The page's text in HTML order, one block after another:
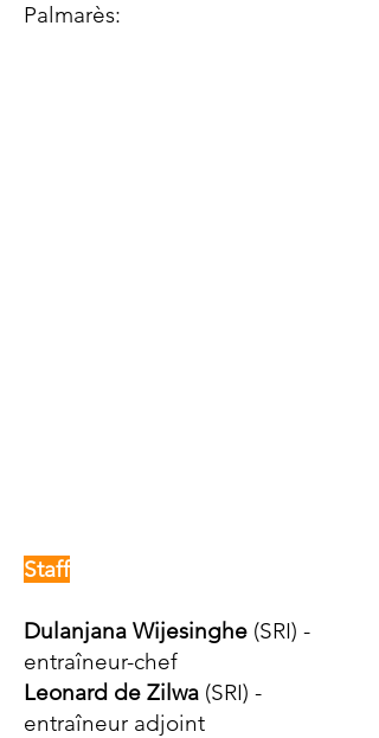
Palmarès:​
Staff
Dulanjana Wijesinghe (SRI) -
entraîneur-chef
Leonard de Zilwa (SRI) -
entraîneur adjoint